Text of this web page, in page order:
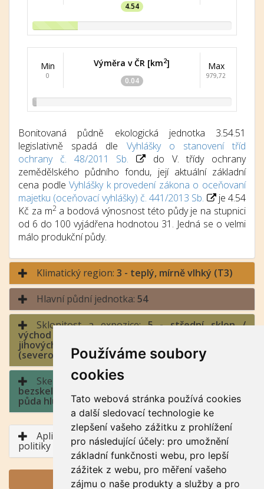
Používáme soubory
cookies
Tato webová stránka používá cookies
a další sledovací technologie ke
zlepšení vašeho zážitku z prohlížení
pro následující účely: pro umožnění
základní funkčnosti webu, pro lepší
zážitek z webu, pro měření vašeho
zájmu o naše produkty a služby a pro
4.54
Min
0
Výměra v ČR [km2]
0.04
Max
979,72
Bonitovaná půdně ekologická jednotka 3.54.51
legislativně spadá dle Vyhlášky o stanovení tříd
ochrany č. 48/2011 Sb.
do V. třídy ochrany
zemědělského půdního fondu, její aktuální základní
cena podleVyhlášky k provedení zákona o oceňovaní
majetku (oceňovací vyhlášky) č. 441/2013 Sb.
je 4.54
Kč za m2a bodová výnosnost této půdy je na stupnici
od 6 do 100 vyjádřena hodnotou 31. Jedná se o velmi
málo produkční půdy.
Klimatický region: 3 - teplý, mírně vlhký (T3)
Hlavní půdní jednotka: 54
Sklonitost a expozice:5 - střední sklon /
východ a západ (jihozápad až severozápad,
jihovýchod až severovýchod), sever
(severozápad až severovýchod)
Skeletovitost a hloubka půdy:
bezskeletovitá, s příměsí, slabě skeletovitá /
půda hluboká, půda středně hluboká
Aplikace BPEJ v rámci Společné zemědělské
politiky
GENERUJ PDF